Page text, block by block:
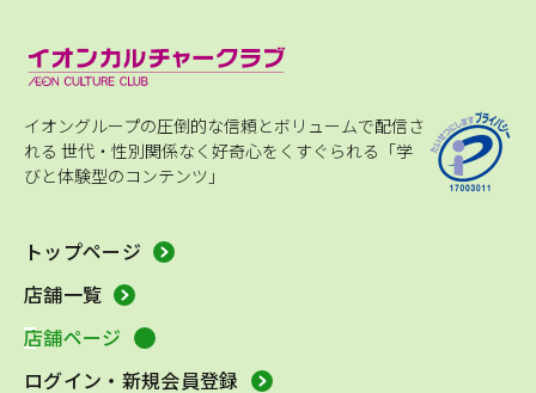
イオングループの圧倒的な信頼とボリュームで配信さ
れる 世代・性別関係なく好奇心をくすぐられる「学
びと体験型のコンテンツ」
トップページ
店舗一覧
店舗ページ
ログイン・新規会員登録